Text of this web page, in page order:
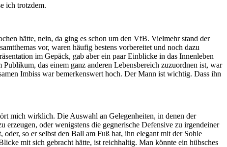
ich trotzdem.
hätte, nein, da ging es schon um den VfB. Vielmehr stand der
vor, waren häufig bestens vorbereitet und noch dazu
im Gepäck, gab aber ein paar Einblicke in das Innenleben
das einem ganz anderen Lebensbereich zuzuordnen ist, war
Imbiss war bemerkenswert hoch. Der Mann ist wichtig. Dass ihn
mich wirklich. Die Auswahl an Gelegenheiten, in denen der
oder wenigstens die gegnerische Defensive zu irgendeiner
so er selbst den Ball am Fuß hat, ihn elegant mit der Sohle
mit sich gebracht hätte, ist reichhaltig. Man könnte ein hübsches